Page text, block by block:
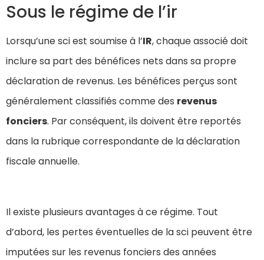
Sous le régime de l’ir
Lorsqu’une sci est soumise à l’IR, chaque associé doit
inclure sa part des bénéfices nets dans sa propre
déclaration de revenus. Les bénéfices perçus sont
généralement classifiés comme des revenus
fonciers. Par conséquent, ils doivent être reportés
dans la rubrique correspondante de la déclaration
fiscale annuelle.
Il existe plusieurs avantages à ce régime. Tout
d’abord, les pertes éventuelles de la sci peuvent être
imputées sur les revenus fonciers des années